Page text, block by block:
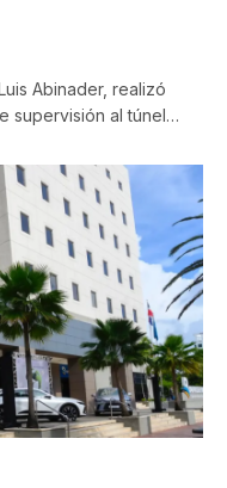
Abinader, realizó
supervisión al túnel…